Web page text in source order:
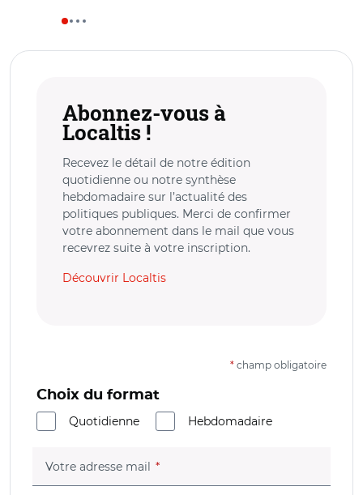
Abonnez-vous à
Localtis !
Recevez le détail de notre édition
quotidienne ou notre synthèse
hebdomadaire sur l’actualité des
politiques publiques. Merci de confirmer
votre abonnement dans le mail que vous
recevrez suite à votre inscription.
Découvrir Localtis
* champ obligatoire
Choix du format
Quotidienne
Hebdomadaire
Votre adresse mail (champ obligatoire)